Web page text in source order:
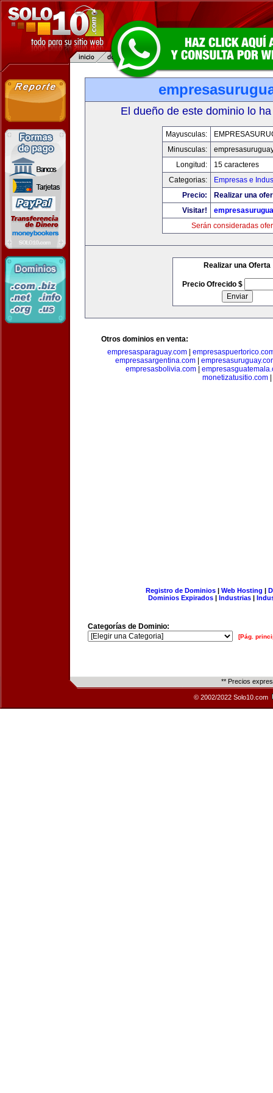
El dueño de este dominio lo
Mayusculas:
Minusculas:
Longitud:
15 caracteres
Categorias:
Empresas e
Precio:
Realizar una
Visitar!
Serán consideradas
Realizar una Oferta
Precio Ofrecido $
Otros dominios en venta:
empresasparaguay.com|
empresasargentina.com|
empresasbolivia.com
monetizatusitio.com
Registro de Dominios| Web Hosting |
Dominios Expirados | Industrias |
Categorías de Dominio:
[Pág.
** Precios
© 2002/2022 Solo10.com